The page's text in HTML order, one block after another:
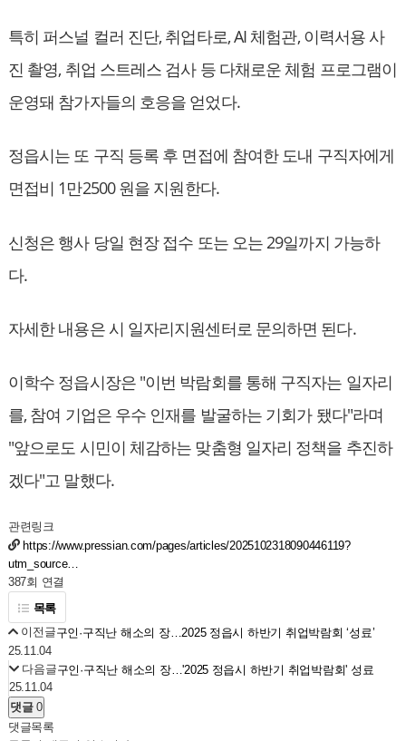
특히 퍼스널 컬러 진단, 취업타로, AI 체험관, 이력서용 사
진 촬영, 취업 스트레스 검사 등 다채로운 체험 프로그램이
운영돼 참가자들의 호응을 얻었다.
정읍시는 또 구직 등록 후 면접에 참여한 도내 구직자에게
면접비 1만2500 원을 지원한다.
신청은 행사 당일 현장 접수 또는 오는 29일까지 가능하
다.
자세한 내용은 시 일자리지원센터로 문의하면 된다.
이학수 정읍시장은 "이번 박람회를 통해 구직자는 일자리
를, 참여 기업은 우수 인재를 발굴하는 기회가 됐다"라며
"앞으로도 시민이 체감하는 맞춤형 일자리 정책을 추진하
겠다"고 말했다.
관련링크
https://www.pressian.com/pages/articles/2025102318090446119?
utm_source…
387회 연결
목록
이전글구인·구직난 해소의 장…2025 정읍시 하반기 취업박람회 ‘성료’
25.11.04
다음글구인·구직난 해소의 장…'2025 정읍시 하반기 취업박람회' 성료
25.11.04
댓글0
댓글목록